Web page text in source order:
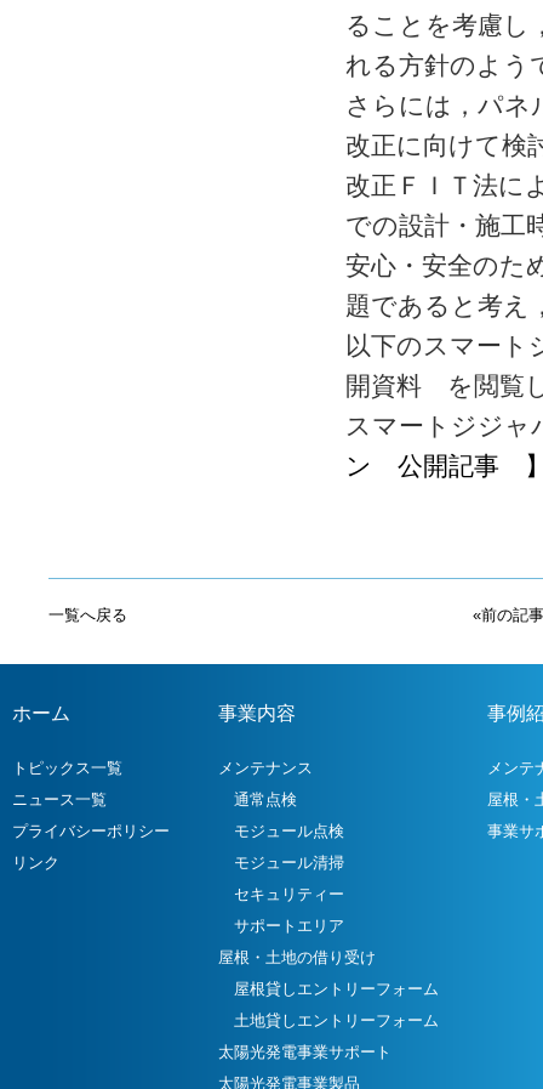
ることを考慮し
れる方針のよう
さらには，パネ
改正に向けて検
改正ＦＩＴ法に
での設計・施
安心・安全のた
題であると考え
以下のスマー
開資料 を閲覧
スマートジジ
ン 公開記事
一覧へ戻る «前の記
ホーム
トピックス一覧
ニュース一覧
プライバシーポリシー
リンク
事業内容
メンテナンス
通常点検
モジュール点検
モジュール清掃
セキュリティー
サポートエリア
屋根・土地の借り受け
屋根貸しエントリーフォーム
土地貸しエントリーフォーム
太陽光発電事業サポート
太陽光発電事業製品
事例
メンテ
屋根・
事業サ